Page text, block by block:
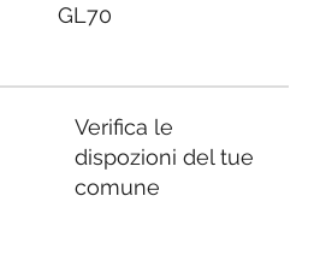
GL70
Verifica le
dispozioni del tue
comune